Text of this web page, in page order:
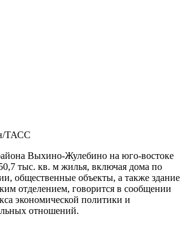
ТАСС
Выхино-Жулебино на юго-востоке
тыс. кв. м жилья, включая дома по
общественные объекты, а также здание
отделением, говорится в сообщении
экономической политики и
отношений.